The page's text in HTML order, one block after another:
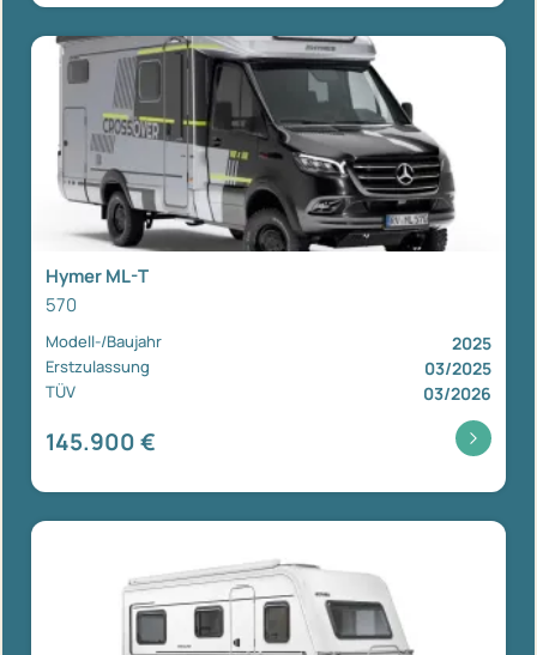
Hymer ML-T
570
Modell-/Baujahr 2025
Erstzulassung 03/2025
TÜV 03/2026
145.900 €